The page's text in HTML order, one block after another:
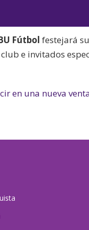
Fútbol festejará
e invitados
en una nueva